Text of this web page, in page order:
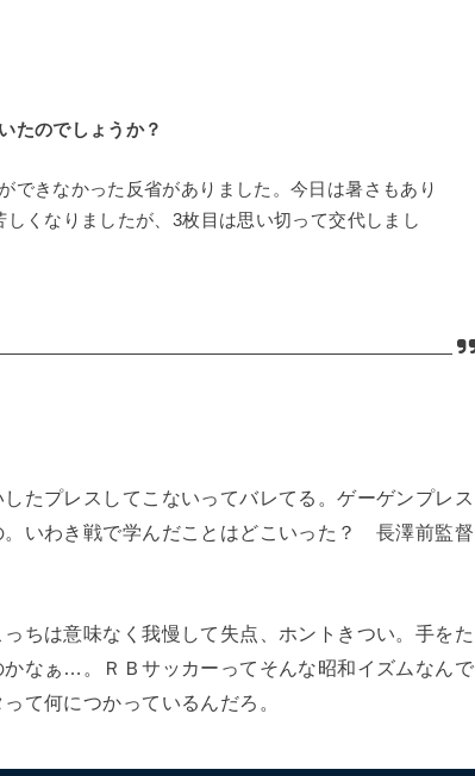
たのでしょうか？
できなかった反省がありました。今日は暑さもあり
くなりましたが、3枚目は思い切って交代しまし
たプレスしてこないってバレてる。ゲーゲンプレス
いわき戦で学んだことはどこいった？ 長澤前監督
ちは意味なく我慢して失点、ホントきつい。手をた
なぁ…。ＲＢサッカーってそんな昭和イズムなんで
て何につかっているんだろ。